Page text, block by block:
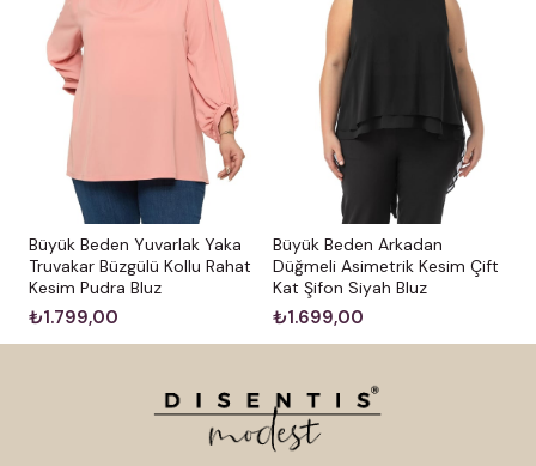
Büyük Beden Yuvarlak Yaka
Truvakar Büzgülü Kollu Rahat
Kesim Pudra Bluz
₺1.799,00
Büyük Beden Arkadan
Düğmeli Asimetrik Kesim Çift
Kat Şifon Siyah Bluz
₺1.699,00